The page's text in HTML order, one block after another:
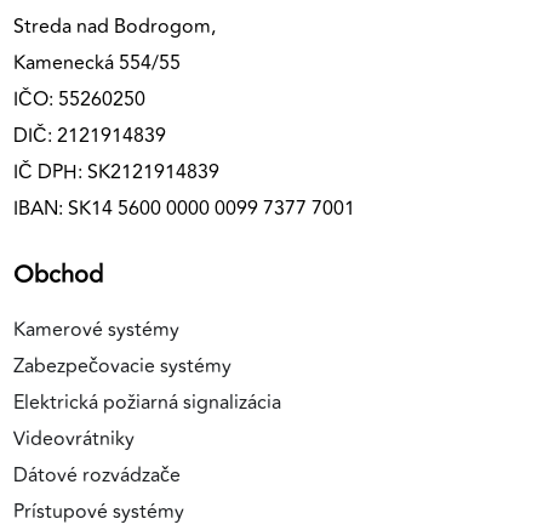
Streda nad Bodrogom,
Kamenecká 554/55
IČO: 55260250
DIČ: 2121914839
IČ DPH: SK2121914839
IBAN: SK14 5600 0000 0099 7377 7001
Obchod
Kamerové systémy
Zabezpečovacie systémy
Elektrická požiarná signalizácia
Videovrátniky
Dátové rozvádzače
Prístupové systémy